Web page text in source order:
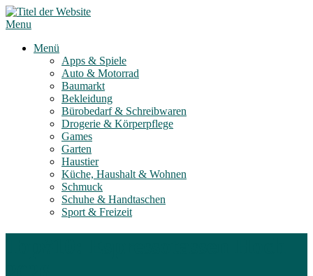
Skip
to
Menu
Menü
Apps & Spiele
Auto & Motorrad
Baumarkt
Bekleidung
Bürobedarf & Schreibwaren
Drogerie & Körperpflege
Games
Garten
Haustier
Küche, Haushalt & Wohnen
Schmuck
Schuhe & Handtaschen
Sport & Freizeit